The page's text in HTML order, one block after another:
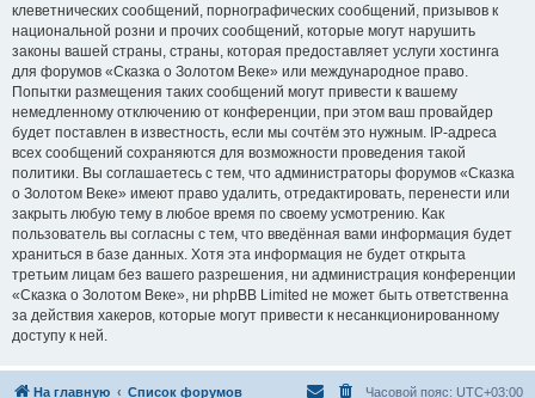
клеветнических сообщений, порнографических сообщений, призывов к
национальной розни и прочих сообщений, которые могут нарушить
законы вашей страны, страны, которая предоставляет услуги хостинга
для форумов «Сказка о Золотом Веке» или международное право.
Попытки размещения таких сообщений могут привести к вашему
немедленному отключению от конференции, при этом ваш провайдер
будет поставлен в известность, если мы сочтём это нужным. IP-адреса
всех сообщений сохраняются для возможности проведения такой
политики. Вы соглашаетесь с тем, что администраторы форумов «Сказка
о Золотом Веке» имеют право удалить, отредактировать, перенести или
закрыть любую тему в любое время по своему усмотрению. Как
пользователь вы согласны с тем, что введённая вами информация будет
храниться в базе данных. Хотя эта информация не будет открыта
третьим лицам без вашего разрешения, ни администрация конференции
«Сказка о Золотом Веке», ни phpBB Limited не может быть ответственна
за действия хакеров, которые могут привести к несанкционированному
доступу к ней.
На главную Список форумов Часовой пояс: UTC+03:00